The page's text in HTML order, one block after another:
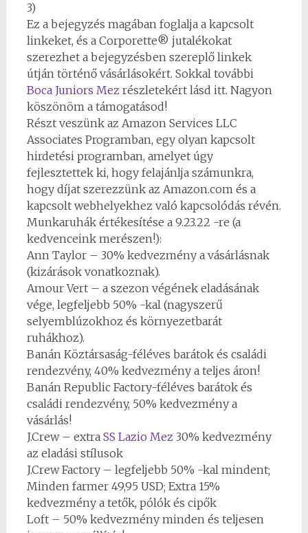
3)
Ez a bejegyzés magában foglalja a kapcsolt
linkeket, és a Corporette® jutalékokat
szerezhet a bejegyzésben szereplő linkek
útján történő vásárlásokért. Sokkal további
Boca Juniors Mez részletekért lásd itt. Nagyon
köszönöm a támogatásod!
Részt veszünk az Amazon Services LLC
Associates Programban, egy olyan kapcsolt
hirdetési programban, amelyet úgy
fejlesztettek ki, hogy felajánlja számunkra,
hogy díjat szerezzünk az Amazon.com és a
kapcsolt webhelyekhez való kapcsolódás révén.
Munkaruhák értékesítése a 9.23.22 -re (a
kedvenceink merészen!):
Ann Taylor – 30% kedvezmény a vásárlásnak
(kizárások vonatkoznak).
Amour Vert – a szezon végének eladásának
vége, legfeljebb 50% -kal (nagyszerű
selyemblúzokhoz és környezetbarát
ruhákhoz).
Banán Köztársaság-féléves barátok és családi
rendezvény, 40% kedvezmény a teljes áron!
Banán Republic Factory-féléves barátok és
családi rendezvény, 50% kedvezmény a
vásárlás!
J.Crew – extra SS Lazio Mez 30% kedvezmény
az eladási stílusok
J.Crew Factory – legfeljebb 50% -kal mindent;
Minden farmer 49,95 USD; Extra 15%
kedvezmény a tetők, pólók és cipők
Loft – 50% kedvezmény minden és teljesen